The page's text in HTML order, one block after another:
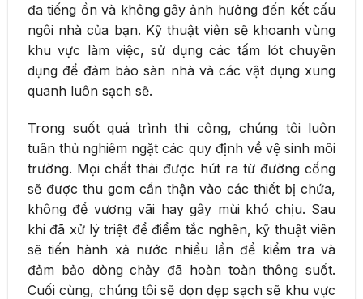
đa tiếng ồn và không gây ảnh hưởng đến kết cấu
ngôi nhà của bạn. Kỹ thuật viên sẽ khoanh vùng
khu vực làm việc, sử dụng các tấm lót chuyên
dụng để đảm bảo sàn nhà và các vật dụng xung
quanh luôn sạch sẽ.
Trong suốt quá trình thi công, chúng tôi luôn
tuân thủ nghiêm ngặt các quy định về vệ sinh môi
trường. Mọi chất thải được hút ra từ đường cống
sẽ được thu gom cẩn thận vào các thiết bị chứa,
không để vương vãi hay gây mùi khó chịu. Sau
khi đã xử lý triệt để điểm tắc nghẽn, kỹ thuật viên
sẽ tiến hành xả nước nhiều lần để kiểm tra và
đảm bảo dòng chảy đã hoàn toàn thông suốt.
Cuối cùng, chúng tôi sẽ dọn dẹp sạch sẽ khu vực